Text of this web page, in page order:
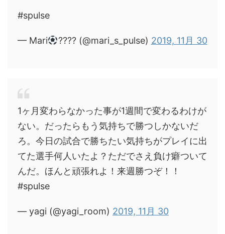
#spulse
— Mari ???? (@mari_s_pulse) 2019, 11月 30
1ヶ月変わらなかった事が1週間で変わるわけが
ない。だったらもう気持ちで勝つしかないだ
ろ。今日の試合で勝ちたい気持ちがプレイに出
てた選手何人いたよ？ただでさえ負け癖ついて
んだ。ほんと頑張れよ！来週勝つぞ！！
#spulse
— yagi (@yagi_room) 2019, 11月 30